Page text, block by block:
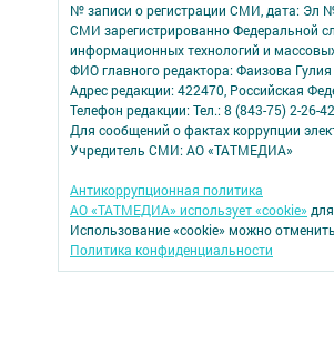
№ записи о регистрации СМИ, дата: Эл
СМИ зарегистрированно Федеральной
информационных технологий и
ФИО главного редактора: Фаизова
Адрес редакции: 422470, Российская
Телефон редакции: Тел.: 8 (843-75) 2-26-
Для сообщений о фактах коррупции
Учредитель СМИ: АО «ТАТМЕДИА»
Антикоррупционная политика
АО «ТАТМЕДИА» использует «cookie»
Использование «cookie» можно
Политика конфиденциальности